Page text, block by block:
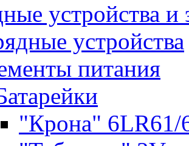
устройства
устройства
питания
"Крона" 6LR61/